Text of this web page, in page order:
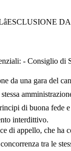
- Consiglio di
da una gara
di buona fede e
interdittivo.
di appello, che ha
tra le